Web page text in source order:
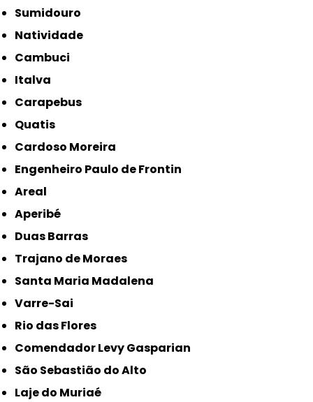
Sumidouro
Natividade
Cambuci
Italva
Carapebus
Quatis
Cardoso Moreira
Engenheiro Paulo de Frontin
Areal
Aperibé
Duas Barras
Trajano de Moraes
Santa Maria Madalena
Varre-Sai
Rio das Flores
Comendador Levy Gasparian
São Sebastião do Alto
Laje do Muriaé